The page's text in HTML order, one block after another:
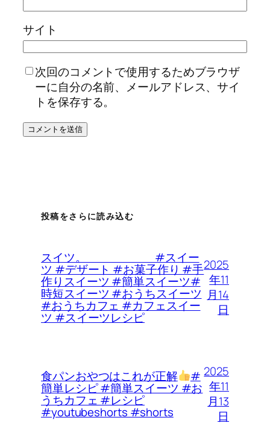
サイト
次回のコメントで使用するためブラウザ
ーに自分の名前、メールアドレス、サイ
トを保存する。
投稿をさらに読み込む
スイツ。 #スイー
ツ #デザート #お菓子作り #手
作りスイーツ #簡単スイーツ#
時短スイーツ #おうちスイーツ
#おうちカフェ #カフェスイー
ツ #スイーツレシピ
2025
年11
月14
日
食パンおやつはこれが正解 #
簡単レシピ #簡単スイーツ #お
うちカフェ #レシピ
#youtubeshorts #shorts
2025
年11
月13
日